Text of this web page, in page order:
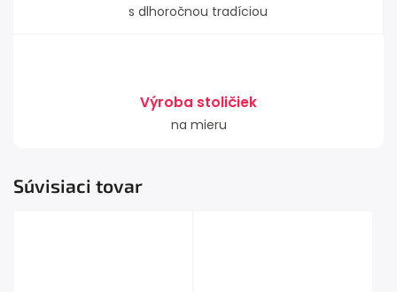
s dlhoročnou tradíciou
Výroba stoličiek
na mieru
Súvisiaci tovar